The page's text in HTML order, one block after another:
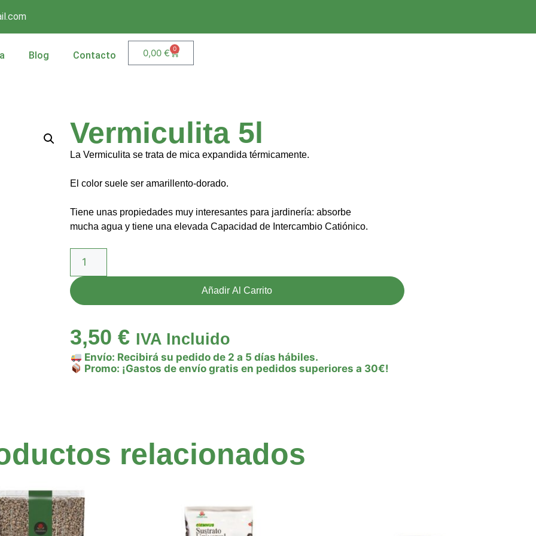
Blog Contacto 0,00 € 0
Vermiculita 5l
La Vermiculita se trata de mica expandida térmicamente.
El color suele ser amarillento-dorado.
Tiene unas propiedades muy interesantes para jardinería: absorbe
mucha agua y tiene una elevada Capacidad de Intercambio Catiónico.
Añadir Al Carrito
3,50€ IVA Incluido
Envío: Recibirá su pedido de 2 a 5 días hábiles.
Promo: ¡Gastos de envío gratis en pedidos superiores a 30€!
relacionados